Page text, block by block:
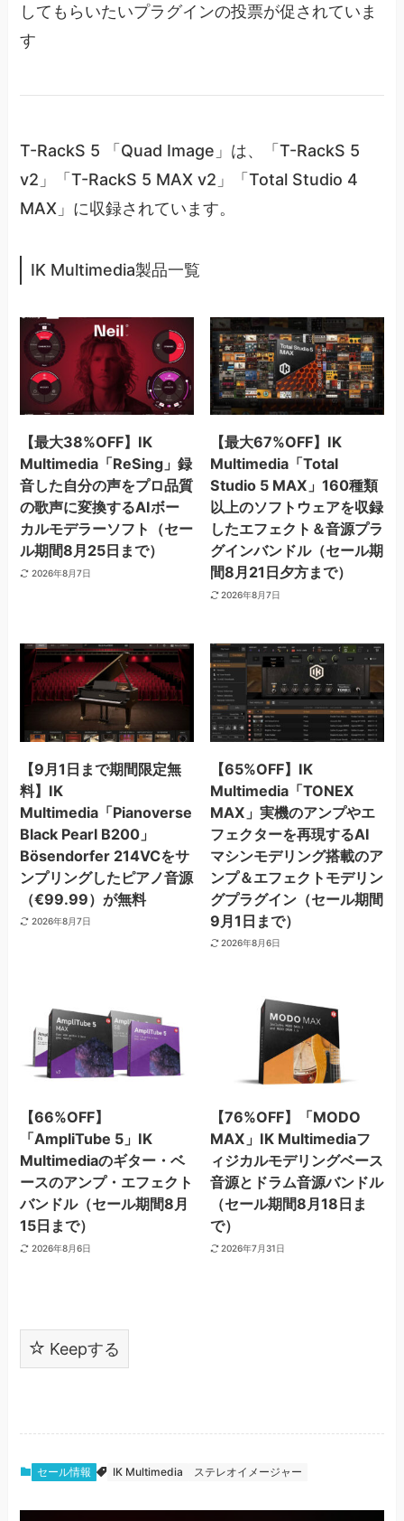
してもらいたいプラグインの投票が促されていま
す
T-RackS 5 「Quad Image」は、「T-RackS 5
v2」「T-RackS 5 MAX v2」「Total Studio 4
MAX」に収録されています。
IK Multimedia製品一覧
【最大38%OFF】IK
Multimedia「ReSing」録
音した自分の声をプロ品質
の歌声に変換するAIボー
カルモデラーソフト（セー
ル期間8月25日まで）
2026年8月7日
【最大67%OFF】IK
Multimedia「Total
Studio 5 MAX」160種類
以上のソフトウェアを収録
したエフェクト＆音源プラ
グインバンドル（セール期
間8月21日夕方まで）
2026年8月7日
【9月1日まで期間限定無
料】IK
Multimedia「Pianoverse
Black Pearl B200」
Bösendorfer 214VCをサ
ンプリングしたピアノ音源
（€99.99）が無料
2026年8月7日
【65%OFF】IK
Multimedia「TONEX
MAX」実機のアンプやエ
フェクターを再現するAI
マシンモデリング搭載のア
ンプ＆エフェクトモデリン
グプラグイン（セール期間
9月1日まで）
2026年8月6日
【66%OFF】
「AmpliTube 5」IK
Multimediaのギター・ベ
ースのアンプ・エフェクト
バンドル（セール期間8月
15日まで）
2026年8月6日
【76%OFF】「MODO
MAX」IK Multimediaフ
ィジカルモデリングベース
音源とドラム音源バンドル
（セール期間8月18日ま
で）
2026年7月31日
Keepする
セール情報 IK Multimedia ステレオイメージャー